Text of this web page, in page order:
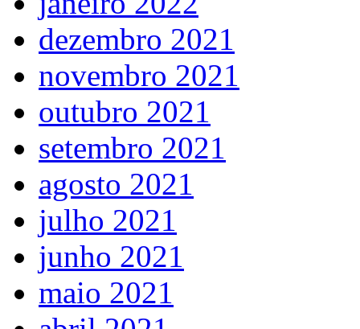
dezembro 2021
novembro 2021
outubro 2021
setembro 2021
agosto 2021
julho 2021
junho 2021
maio 2021